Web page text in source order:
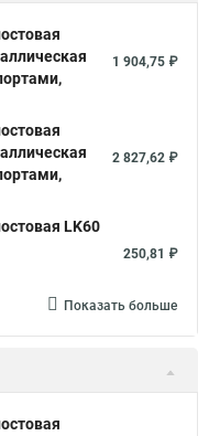
1 904,75 ₽
2 827,62 ₽
LK60
250,81 ₽
Показать больше